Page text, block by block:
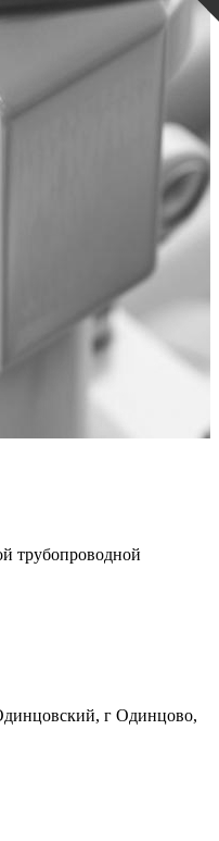
трубопроводной
г Одинцово,